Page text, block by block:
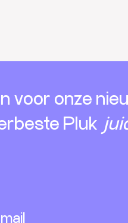
voor onze
Pluk